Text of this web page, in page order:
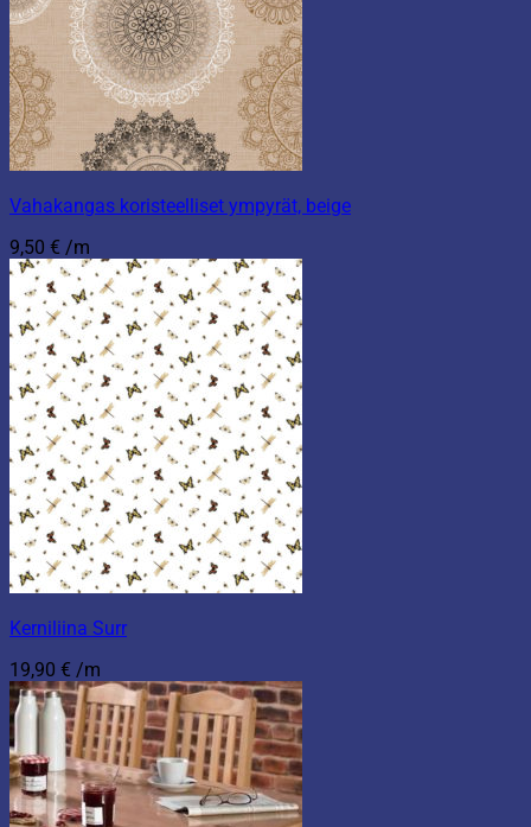
Vahakangas koristeelliset ympyrät, beige
9,50 € /m
Kerniliina Surr
19,90 € /m